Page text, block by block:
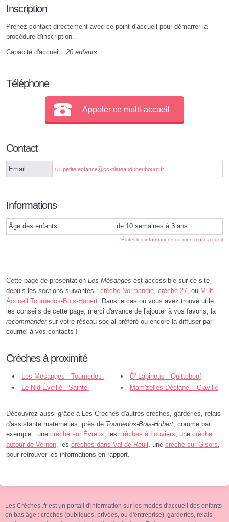
Inscription
Prenez contact directement avec ce point d'accueil pour démarrer la
procédure d'inscription.
Capacité d'accueil : 20 enfants.
Téléphone
Appeler ce multi-accueil
Contact
Email petite.enfanceⓐcc-plateauduneubourg.fr
Informations
Âge des enfants de 10 semaines à 3 ans
Éditer les informations de mon multi-accueil
Cette page de présentation Les Mésanges est accessible sur ce site
depuis les sections suivantes : crèche Normandie, crèche 27, ou Multi-
Accueil Tournedos-Bois-Hubert. Dans le cas ou vous avez trouvé utile
les conseils de cette page, merci d'avance de l'ajouter à vos favoris, la
recommandersur votre réseau social préféré ou encore la diffuser par
courriel à vos contacts !
Crèches à proximité
Les Mesanges - Tournedos-
Bois-Hubert
Ô' Lapinous - Quittebeuf
Le Nid Éveillé - Sainte-
Mam'zelles Déclanel - Claville
Découvrez aussi grâce à Les Creches d'autres crèches, garderies, relais
d'assistante maternelles, près de Tournedos-Bois-Hubert, comme par
exemple : une crèche sur Évreux, les crèches à Louviers, une crèche
autour de Vernon, les crèches dans Val-de-Reuil , une crèche sur Gisors,
pour retrouver les informations en rapport.
Les Crèches .fr est un portail d'information sur les modes d'accueil des enfants
en bas âge : crèches (publiques, privées, ou d'entreprise), garderies, relais